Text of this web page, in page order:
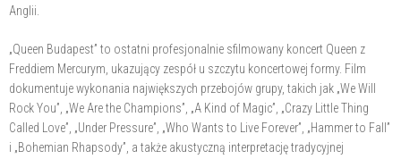
Anglii.
„Queen Budapest” to ostatni profesjonalnie sfilmowany koncert Queen z
Freddiem Mercurym, ukazujący zespół u szczytu koncertowej formy. Film
dokumentuje wykonania największych przebojów grupy, takich jak „We Will
Rock You”, „We Are the Champions”, „A Kind of Magic”, „Crazy Little Thing
Called Love”, „Under Pressure”, „Who Wants to Live Forever”, „Hammer to Fall”
i „Bohemian Rhapsody”, a także akustyczną interpretację tradycyjnej